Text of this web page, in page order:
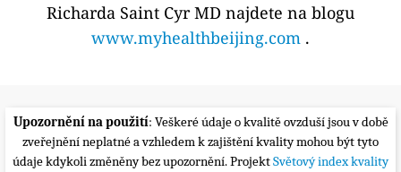
Richarda Saint Cyr MD najdete na blogu
www.myhealthbeijing.com .
Upozornění na použití: Veškeré údaje o kvalitě ovzduší jsou v době
zveřejnění neplatné a vzhledem k zajištění kvality mohou být tyto
údaje kdykoli změněny bez upozornění. ProjektSvětový index kvality